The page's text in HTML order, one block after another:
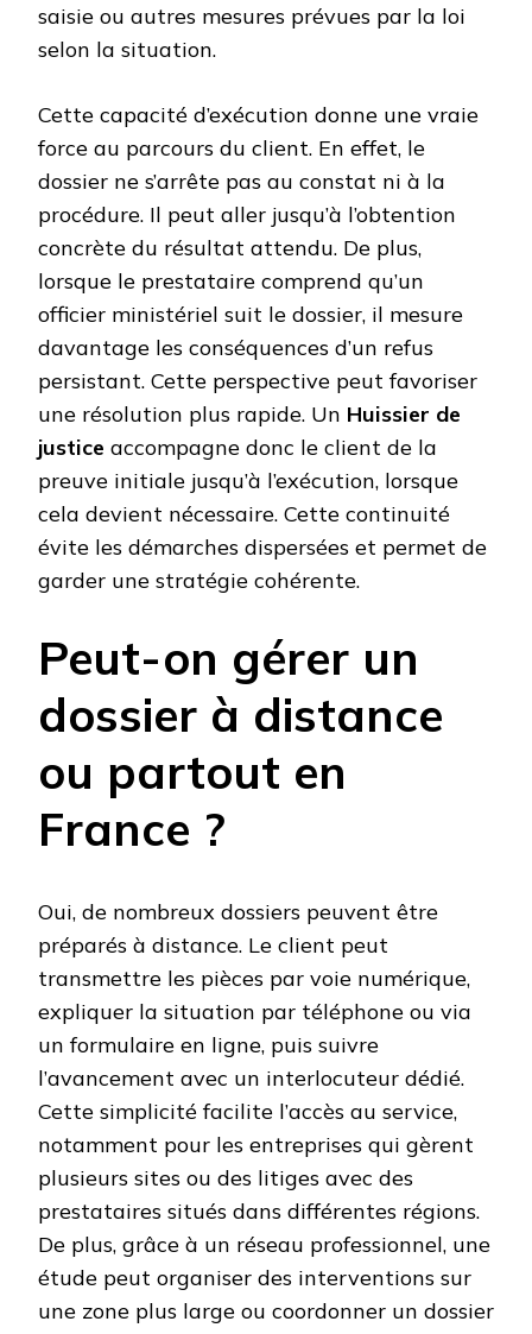
saisie ou autres mesures prévues par la loi
selon la situation.
Cette capacité d’exécution donne une vraie
force au parcours du client. En effet, le
dossier ne s’arrête pas au constat ni à la
procédure. Il peut aller jusqu’à l’obtention
concrète du résultat attendu. De plus,
lorsque le prestataire comprend qu’un
officier ministériel suit le dossier, il mesure
davantage les conséquences d’un refus
persistant. Cette perspective peut favoriser
une résolution plus rapide. Un Huissier de
justice accompagne donc le client de la
preuve initiale jusqu’à l’exécution, lorsque
cela devient nécessaire. Cette continuité
évite les démarches dispersées et permet de
garder une stratégie cohérente.
Peut-on gérer un
dossier à distance
ou partout en
France ?
Oui, de nombreux dossiers peuvent être
préparés à distance. Le client peut
transmettre les pièces par voie numérique,
expliquer la situation par téléphone ou via
un formulaire en ligne, puis suivre
l’avancement avec un interlocuteur dédié.
Cette simplicité facilite l’accès au service,
notamment pour les entreprises qui gèrent
plusieurs sites ou des litiges avec des
prestataires situés dans différentes régions.
De plus, grâce à un réseau professionnel, une
étude peut organiser des interventions sur
une zone plus large ou coordonner un dossier